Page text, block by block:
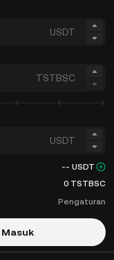
USDT
TSTBSC
USDT
-- USDT
0 TSTBSC
Pengaturan
Masuk